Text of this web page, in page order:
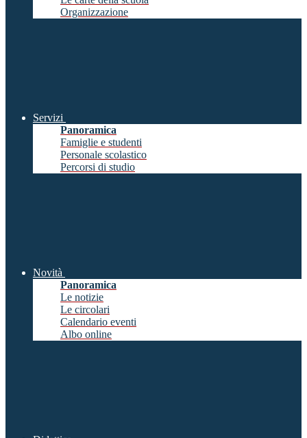
Organizzazione
Servizi
Panoramica
Famiglie e studenti
Personale scolastico
Percorsi di studio
Novità
Panoramica
Le notizie
Le circolari
Calendario eventi
Albo online